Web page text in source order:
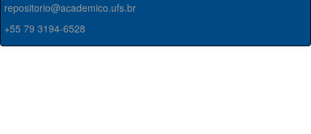
repositorio@academico.ufs.br
+55 79 3194-6528